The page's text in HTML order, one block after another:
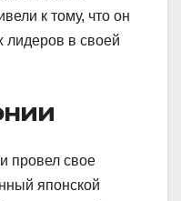
к тому, что он
лидеров в своей
провел свое
японской